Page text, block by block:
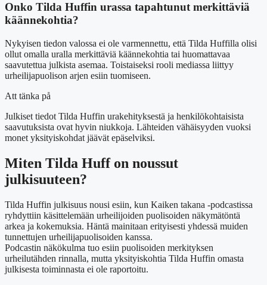
Onko Tilda Huffin urassa tapahtunut merkittäviä
käännekohtia?
Nykyisen tiedon valossa ei ole varmennettu, että Tilda Huffilla olisi
ollut omalla uralla merkittäviä käännekohtia tai huomattavaa
saavutettua julkista asemaa. Toistaiseksi rooli mediassa liittyy
urheilijapuolison arjen esiin tuomiseen.
Att tänka på
Julkiset tiedot Tilda Huffin urakehityksestä ja henkilökohtaisista
saavutuksista ovat hyvin niukkoja. Lähteiden vähäisyyden vuoksi
monet yksityiskohdat jäävät epäselviksi.
Miten Tilda Huff on noussut
julkisuuteen?
Tilda Huffin julkisuus nousi esiin, kun Kaiken takana -podcastissa
ryhdyttiin käsittelemään urheilijoiden puolisoiden näkymätöntä
arkea ja kokemuksia. Häntä mainitaan erityisesti yhdessä muiden
tunnettujen urheilijapuolisoiden kanssa.
Podcastin näkökulma tuo esiin puolisoiden merkityksen
urheilutähden rinnalla, mutta yksityiskohtia Tilda Huffin omasta
julkisesta toiminnasta ei ole raportoitu.